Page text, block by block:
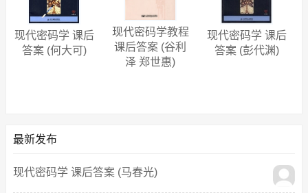
现代密码学 课后
答案 (何大可)
现代密码学教程
课后答案 (谷利
泽 郑世惠)
现代密码学 课后
答案 (彭代渊)
最新发布
现代密码学 课后答案 (马春光)